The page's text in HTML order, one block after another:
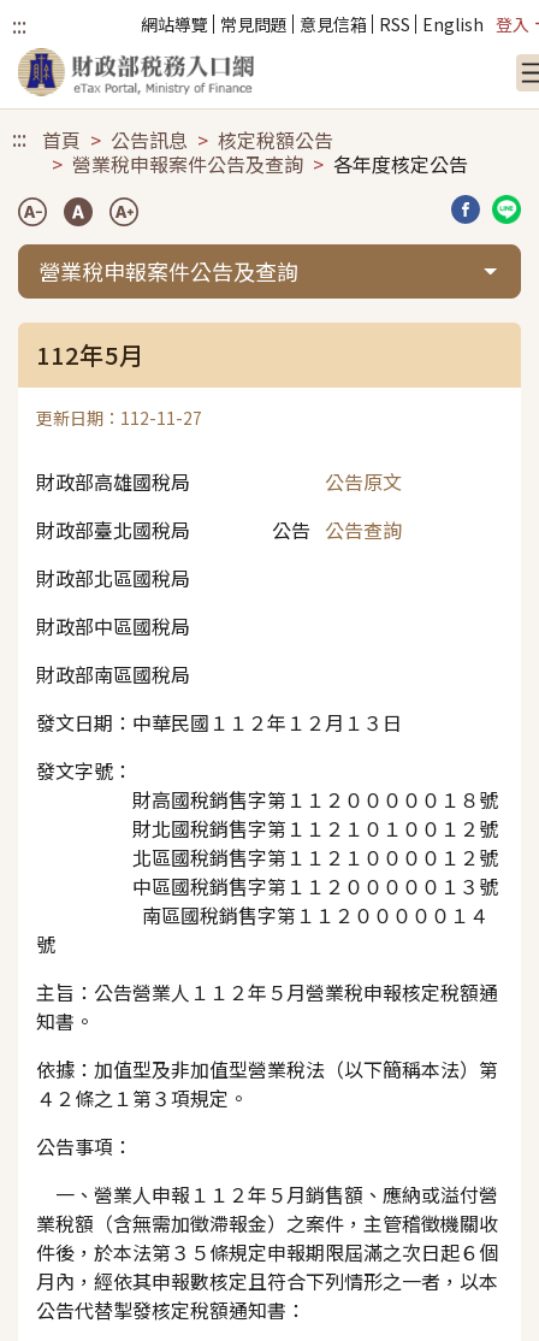
::: 網站導覽 常見問題 意見信箱 RSS English 登入
::: 首頁 公告訊息
核定稅額公告
營業稅申報案件公告及查詢
各年度核定公告
分享到
分
營業稅申報案件公告及查詢
112年5月
更新日期：112-11-27
財政部高雄國稅局 公告原文
財政部臺北國稅局 公告 公告查詢
財政部北區國稅局
財政部中區國稅局
財政部南區國稅局
發文日期：中華民國１１２年１２月１３日
發文字號：
財高國稅銷售字第１１２０００００１８號
財北國稅銷售字第１１２１０１００１２號
北區國稅銷售字第１１２１００００１２號
中區國稅銷售字第１１２０００００１３號
南區國稅銷售字第１１２０００００１４
號
主旨：公告營業人１１２年５月營業稅申報核定稅額通
知書。
依據：加值型及非加值型營業稅法（以下簡稱本法）第
４２條之１第３項規定。
公告事項：
一、營業人申報１１２年５月銷售額、應納或溢付營
業稅額（含無需加徵滯報金）之案件，主管稽徵機關收
件後，於本法第３５條規定申報期限屆滿之次日起６個
月內，經依其申報數核定且符合下列情形之一者，以本
公告代替掣發核定稅額通知書：